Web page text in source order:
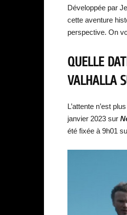
Développée par
cette aventure
perspective. On
QUELLE
VALHALLA
L’attente n’est
janvier 2023 sur
été fixée à 9h01